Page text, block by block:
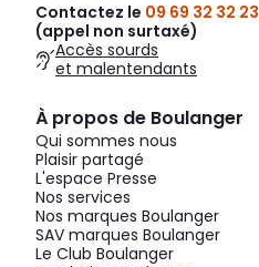
Contactez le 09 69 32 32 23
(appel non surtaxé)
Accès sourds
et malentendants
À propos de Boulanger
Qui sommes nous
Plaisir partagé
L'espace Presse
Nos services
Nos marques Boulanger
SAV marques Boulanger
Le Club Boulanger